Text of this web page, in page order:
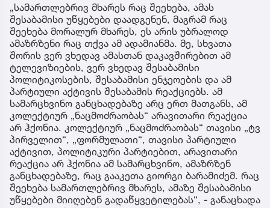
„სამართლებრივ მხარეს რაც შეეხება, ამას
შესაბამისი უწყებები დაადგენენ, მაგრამ რაც
შეეხება მორალურ მხარეს, ეს არის უბრალოდ
ამაზრზენი რაც თქვა ამ ადამიანმა. მე, სხვათა
შორის ვერ ვხედავ ამასთან დაკავშირებით ამ
ტელევიზიების, ვერ ვხედავ შესაბამისი
პოლიტიკოსების, შესაბამისი ენჯეოების და ამ
პარტიული აქტივის შესაბამის რეაქციებს. ამ
სამარცხვინო განცხადებაზე არც ერთ მათგანს, ამ
კოლექტიურ „ნაცმოძრაობას“ არავითარი რეაქცია
არ ჰქონია. კოლექტიურ „ნაცმოძრაობას“ თავისი „ტვ
პირველით“, „ფორმულათი“, თავისი პარტიული
აქტივით, პოლიტიკური პარტიებით, არავითარი
რეაქცია არ ჰქონია ამ სამარცხვინო, ამაზრზენ
განცხადებაზე, რაც გააკეთა გიორგი ბარამიძემ. რაც
შეეხება სამართლებრივ მხარეს, ამაზე შესაბამისი
უწყებები მიიღებენ გადაწყვეტილებას“, - განაცხადა